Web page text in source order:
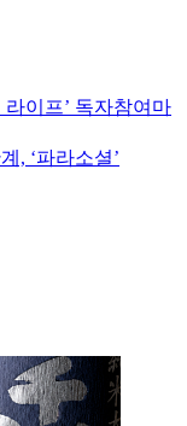
이프’ 독자참여마
, ‘파라소셜’